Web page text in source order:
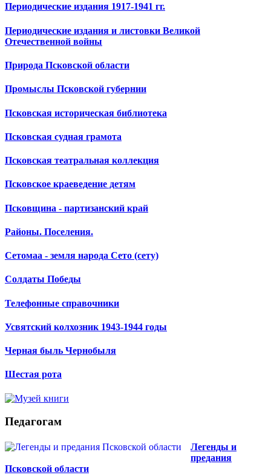
Периодические издания 1917-1941 гг.
Периодические издания и листовки Великой
Отечественной войны
Природа Псковской области
Промыслы Псковской губернии
Псковская историческая библиотека
Псковская судная грамота
Псковская театральная коллекция
Псковское краеведение детям
Псковщина - партизанский край
Районы. Поселения.
Сетомаа - земля народа Сето (сету)
Солдаты Победы
Телефонные справочники
Усвятский колхозник 1943-1944 годы
Черная быль Чернобыля
Шестая рота
Педагогам
Легенды и
предания
Псковской области